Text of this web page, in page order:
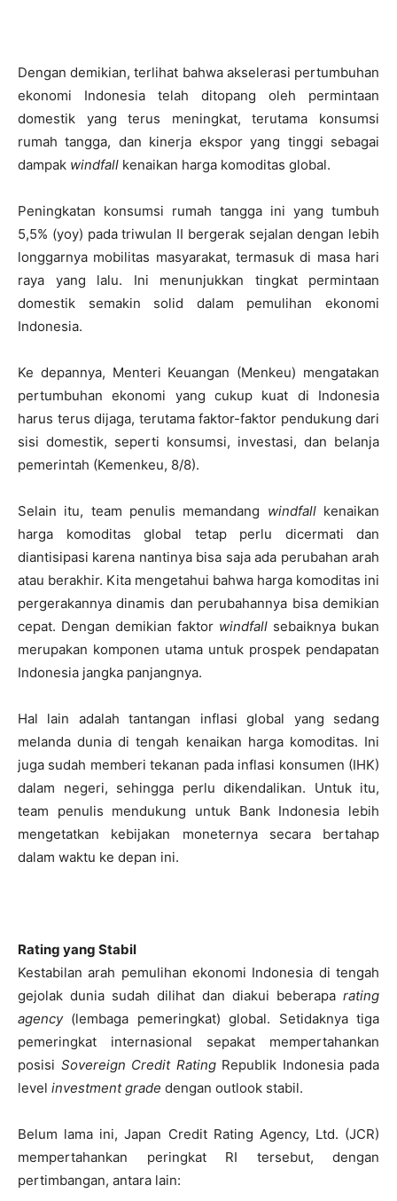
Dengan demikian, terlihat bahwa akselerasi pertumbuhan
ekonomi Indonesia telah ditopang oleh permintaan
domestik yang terus meningkat, terutama konsumsi
rumah tangga, dan kinerja ekspor yang tinggi sebagai
dampak windfall kenaikan harga komoditas global.
Peningkatan konsumsi rumah tangga ini yang tumbuh
5,5% (yoy) pada triwulan II bergerak sejalan dengan lebih
longgarnya mobilitas masyarakat, termasuk di masa hari
raya yang lalu. Ini menunjukkan tingkat permintaan
domestik semakin solid dalam pemulihan ekonomi
Indonesia.
Ke depannya, Menteri Keuangan (Menkeu) mengatakan
pertumbuhan ekonomi yang cukup kuat di Indonesia
harus terus dijaga, terutama faktor-faktor pendukung dari
sisi domestik, seperti konsumsi, investasi, dan belanja
pemerintah (Kemenkeu, 8/8).
Selain itu, team penulis memandang windfallkenaikan
harga komoditas global tetap perlu dicermati dan
diantisipasi karena nantinya bisa saja ada perubahan arah
atau berakhir. Kita mengetahui bahwa harga komoditas ini
pergerakannya dinamis dan perubahannya bisa demikian
cepat. Dengan demikian faktor windfall sebaiknya bukan
merupakan komponen utama untuk prospek pendapatan
Indonesia jangka panjangnya.
Hal lain adalah tantangan inflasi global yang sedang
melanda dunia di tengah kenaikan harga komoditas. Ini
juga sudah memberi tekanan pada inflasi konsumen (IHK)
dalam negeri, sehingga perlu dikendalikan. Untuk itu,
team penulis mendukung untuk Bank Indonesia lebih
mengetatkan kebijakan moneternya secara bertahap
dalam waktu ke depan ini.
Rating yang Stabil
Kestabilan arah pemulihan ekonomi Indonesia di tengah
gejolak dunia sudah dilihat dan diakui beberapa rating
agency(lembaga pemeringkat) global. Setidaknya tiga
pemeringkat internasional sepakat mempertahankan
posisi Sovereign Credit RatingRepublik Indonesia pada
level investment grade dengan outlook stabil.
Belum lama ini, Japan Credit Rating Agency, Ltd. (JCR)
mempertahankan peringkat RI tersebut, dengan
pertimbangan, antara lain: